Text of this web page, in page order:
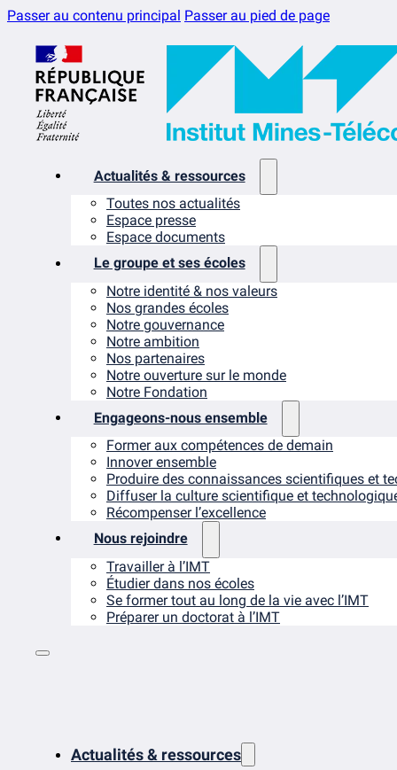
Passer au contenu principal Passer au pied de page
Actualités & ressources
Toutes nos actualités
Espace presse
Espace documents
Le groupe et ses écoles
Notre identité & nos valeurs
Nos grandes écoles
Notre gouvernance
Notre ambition
Nos partenaires
Notre ouverture sur le monde
Notre Fondation
Engageons-nous ensemble
Former aux compétences de demain
Innover ensemble
Produire des connaissances scientifiques et
Diffuser la culture scientifique et
Récompenser l’excellence
Nous rejoindre
Travailler à l’IMT
Étudier dans nos écoles
Se former tout au long de la vie avec l’IMT
Préparer un doctorat à l’IMT
Actualités & ressources